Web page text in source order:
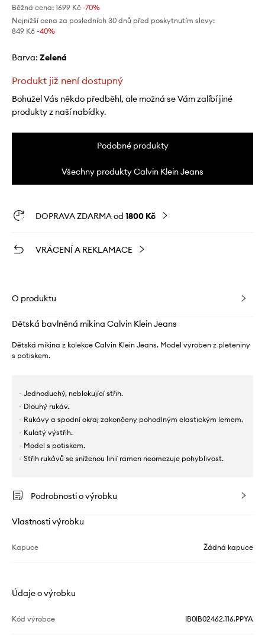
Běžná cena: 1699 Kč -70%
Nejnižší cena za posledních 30 dnů před poskytnutím slevy:
849 Kč -40%
Barva: zelená
Produkt již není dostupný
Bohužel Vás někdo předběhl, ale možná se Vám zalíbí jiné
produkty z naší nabídky.
Podobné produkty
Všechny produkty Calvin Klein Jeans
DOPRAVA ZDARMA od 1800 Kč
VRÁCENÍ A REKLAMACE
O produktu
Dětská bavlněná mikina Calvin Klein Jeans
Dětská mikina z kolekce Calvin Klein Jeans. Model vyroben z pleteniny
s potiskem.
- Jednoduchý, neblokující střih.
- Dlouhý rukáv.
- Rukávy a spodní okraj zakončeny pohodlným elastickým lemem.
- Kulatý výstřih.
- Model s potiskem.
- Střih rukávů se sníženou linií ramen neomezuje pohyblivost.
Podrobnosti o výrobku
Vlastnosti výrobku
Kapuce Žádná kapuce
Údaje o výrobku
Kód výrobce IB0IB02462.116.PPYA